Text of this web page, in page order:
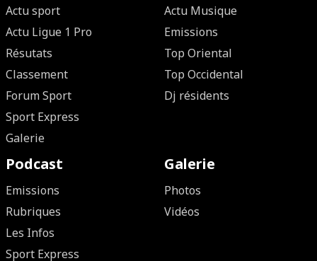
Actu sport
Actu Ligue 1 Pro
Résutats
Classement
Forum Sport
Sport Express
Galerie
Actu Musique
Emissions
Top Oriental
Top Occidental
Dj résidents
Podcast
Emissions
Rubriques
Les Infos
Sport Express
Galerie
Photos
Vidéos